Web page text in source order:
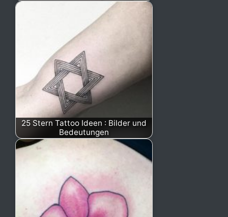
25 Stern Tattoo Ideen : Bilder und
Bedeutungen